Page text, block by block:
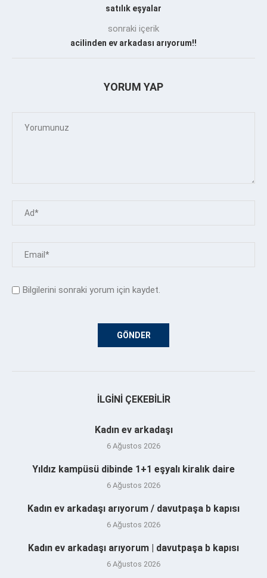
satılık eşyalar
sonraki içerik
acilinden ev arkadası arıyorum!!
YORUM YAP
Bilgilerini sonraki yorum için kaydet.
İLGINI ÇEKEBILIR
Kadın ev arkadaşı
6 Ağustos 2026
Yıldız kampüsü dibinde 1+1 eşyalı kiralık daire
6 Ağustos 2026
Kadın ev arkadaşı arıyorum / davutpaşa b kapısı
6 Ağustos 2026
Kadın ev arkadaşı arıyorum | davutpaşa b kapısı
6 Ağustos 2026